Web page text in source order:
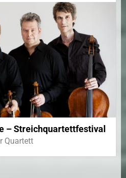
– Streichquartettfestival
Quartett